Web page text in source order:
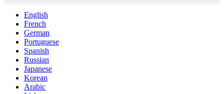
English
French
German
Portuguese
Spanish
Russian
Japanese
Korean
Arabic